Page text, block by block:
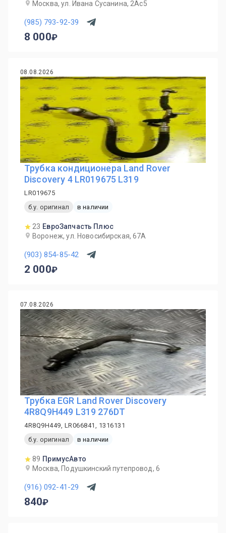
Москва, ул. Ивана Сусанина, 2Ас5
(985) 793-92-39
8 000
08.08.2026
Трубка кондиционера Land Rover
Discovery 4 LR019675 L319
LR019675
б.у. оригинал
в наличии
23 ЕвроЗапчасть Плюс
Воронеж, ул. Новосибирская, 67А
(903) 854-85-42
2 000
07.08.2026
Трубка EGR Land Rover Discovery
4R8Q9H449 L319 276DT
4R8Q9H449, LR066841, 1316131
б.у. оригинал
в наличии
89 ПримусАвто
Москва, Подушкинский путепровод, 6
(916) 092-41-29
840